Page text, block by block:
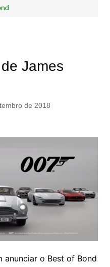
James
de 2018
anunciar o Best of Bond